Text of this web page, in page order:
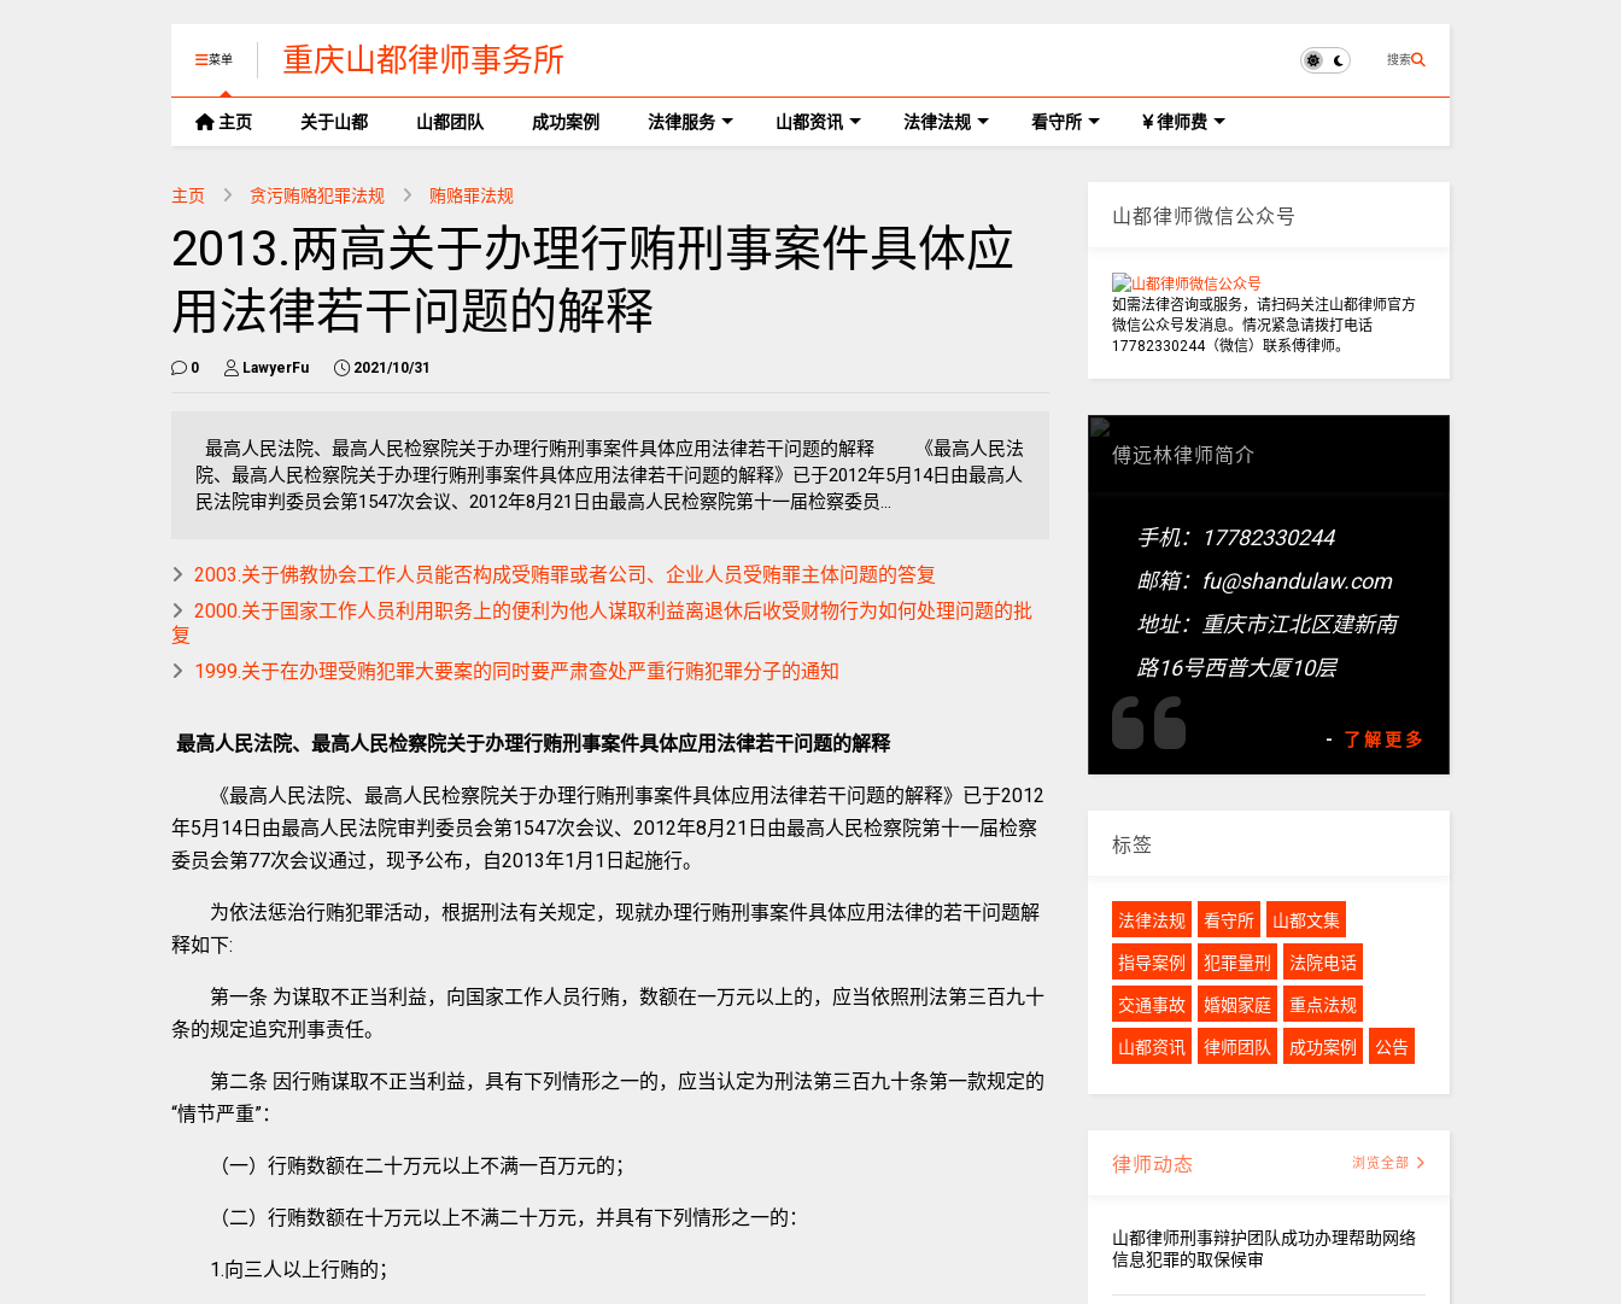
菜单 重庆山都律师事务所 搜索
主页 关于山都 山都团队 成功案例 法律服务 山都资讯 法律法规 看守所 律师费
主页 贪污贿赂犯罪法规 贿赂罪法规
2013.两高关于办理行贿刑事案件具体应
用法律若干问题的解释
0 LawyerFu 2021/10/31
最高人民法院、最高人民检察院关于办理行贿刑事案件具体应用法律若干问题的解释 《最高人民法
院、最高人民检察院关于办理行贿刑事案件具体应用法律若干问题的解释》已于2012年5月14日由最高人
民法院审判委员会第1547次会议、2012年8月21日由最高人民检察院第十一届检察委员...
2003.关于佛教协会工作人员能否构成受贿罪或者公司、企业人员受贿罪主体问题的答复
2000.关于国家工作人员利用职务上的便利为他人谋取利益离退休后收受财物行为如何处理问题的批
复
1999.关于在办理受贿犯罪大要案的同时要严肃查处严重行贿犯罪分子的通知
最高人民法院、最高人民检察院关于办理行贿刑事案件具体应用法律若干问题的解释
《最高人民法院、最高人民检察院关于办理行贿刑事案件具体应用法律若干问题的解释》已于2012
年5月14日由最高人民法院审判委员会第1547次会议、2012年8月21日由最高人民检察院第十一届检察
委员会第77次会议通过，现予公布，自2013年1月1日起施行。
为依法惩治行贿犯罪活动，根据刑法有关规定，现就办理行贿刑事案件具体应用法律的若干问题解
释如下:
第一条 为谋取不正当利益，向国家工作人员行贿，数额在一万元以上的，应当依照刑法第三百九十
条的规定追究刑事责任。
第二条 因行贿谋取不正当利益，具有下列情形之一的，应当认定为刑法第三百九十条第一款规定的
“情节严重”：
（一）行贿数额在二十万元以上不满一百万元的；
（二）行贿数额在十万元以上不满二十万元，并具有下列情形之一的：
1.向三人以上行贿的；
山都律师微信公众号
如需法律咨询或服务，请扫码关注山都律师官方
微信公众号发消息。情况紧急请拨打电话
17782330244（微信）联系傅律师。
傅远林律师简介
手机：17782330244
邮箱：fu@shandulaw.com
地址：重庆市江北区建新南
路16号西普大厦10层
- 了解更多
标签
法律法规 看守所 山都文集
指导案例 犯罪量刑 法院电话
交通事故 婚姻家庭 重点法规
山都资讯 律师团队 成功案例 公告
律师动态 浏览全部
山都律师刑事辩护团队成功办理帮助网络
信息犯罪的取保候审